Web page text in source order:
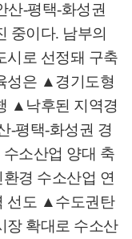
산-평택-화성권
중이다. 남부의
시로 선정돼 구축
성은 ▲경기도형
▲ 낙후된 지역경
-평택-화성권 경
소산업 양대 축
경 수소산업 연
선도 ▲수도권탄
장 확대로 수소산